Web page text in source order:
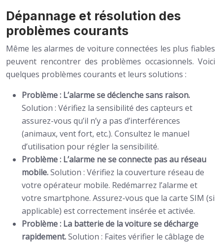
Dépannage et résolution des
problèmes courants
Même les alarmes de voiture connectées les plus fiables
peuvent rencontrer des problèmes occasionnels. Voici
quelques problèmes courants et leurs solutions :
Problème : L’alarme se déclenche sans raison.
Solution : Vérifiez la sensibilité des capteurs et
assurez-vous qu’il n’y a pas d’interférences
(animaux, vent fort, etc.). Consultez le manuel
d’utilisation pour régler la sensibilité.
Problème : L’alarme ne se connecte pas au réseau
mobile.Solution : Vérifiez la couverture réseau de
votre opérateur mobile. Redémarrez l’alarme et
votre smartphone. Assurez-vous que la carte SIM (si
applicable) est correctement insérée et activée.
Problème : La batterie de la voiture se décharge
rapidement.Solution : Faites vérifier le câblage de